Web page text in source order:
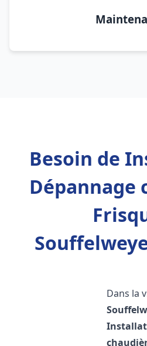
Besoin de
Dépannage
Dans la